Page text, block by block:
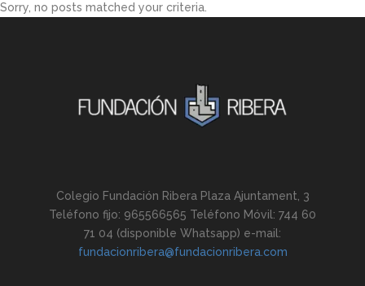
Sorry, no posts matched your criteria.
Colegio Fundación Ribera Plaza Ajuntament, 3
Teléfono fijo: 965566565 Teléfono Móvil: 744 60
71 04 (disponible Whatsapp) e-mail:
fundacionribera@fundacionribera.com